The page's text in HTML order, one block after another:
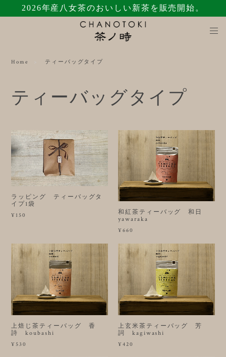
2026年産八女茶のおいしい新茶を販売開始。
Home ティーバッグタイプ
ティーバッグタイプ
ラッピング ティーバッグタ
イプ1袋
¥150
和紅茶ティーバッグ 和日
yawaraka
¥660
上焙じ茶ティーバッグ 香
詩 koubashi
¥530
上玄米茶ティーバッグ 芳
詞 kagiwashi
¥420